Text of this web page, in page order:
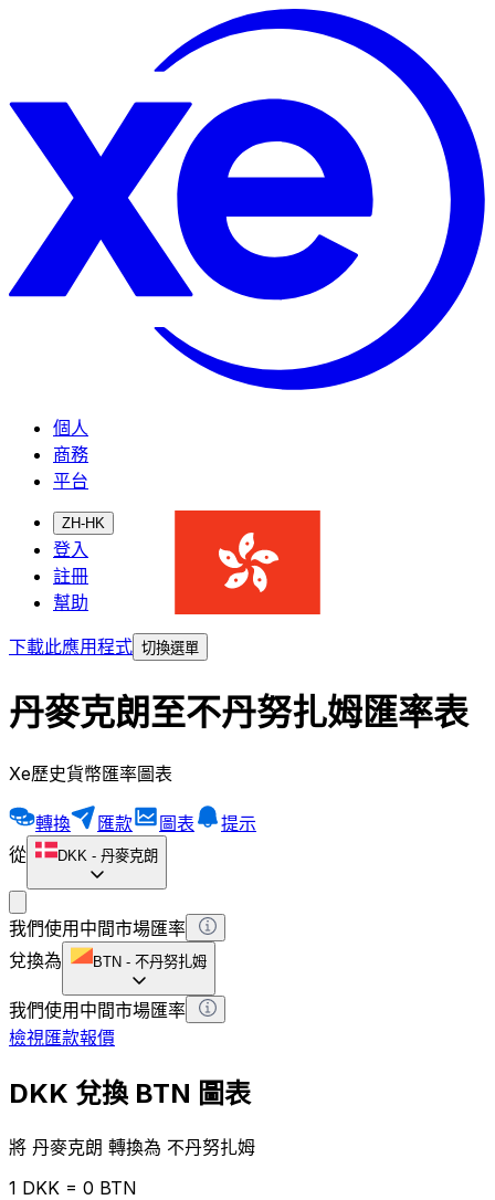
個人
商務
平台
ZH-HK
登入
註冊
幫助
下載此應用程式 切換選單
丹麥克朗至不丹努扎姆匯率表
Xe歷史貨幣匯率圖表
轉換 匯款 圖表
提示
從
DKK - 丹麥克朗
我們使用中間市場匯率
兌換為
BTN - 不丹努扎姆
我們使用中間市場匯率
檢視匯款報價
DKK 兌換 BTN 圖表
將 丹麥克朗 轉換為 不丹努扎姆
1 DKK = 0 BTN